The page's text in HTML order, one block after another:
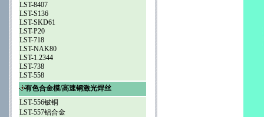
LST-8407
LST-S136
LST-SKD61
LST-P20
LST-718
LST-NAK80
LST-1.2344
LST-738
LST-558
有色合金模/高速钢激光焊丝
LST-556铍铜
LST-557铝合金